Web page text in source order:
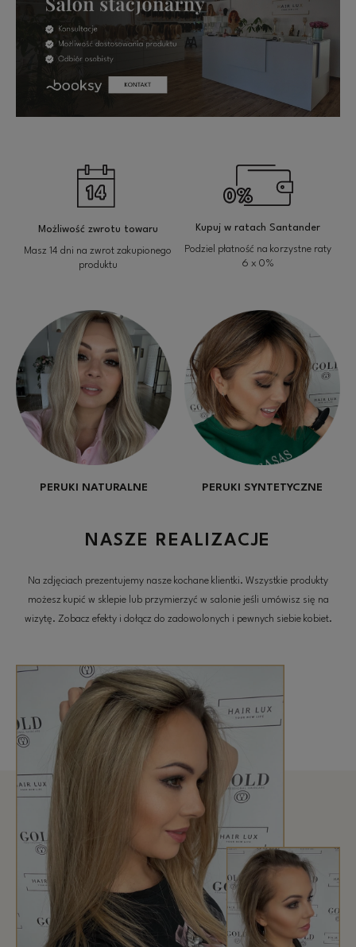
Możliwość zwrotu towaru
Masz 14 dni na zwrot zakupionego
produktu
Kupuj w ratach Santander
Podziel płatność na korzystne raty
6 x 0%
PERUKI NATURALNE PERUKI SYNTETYCZNE
NASZE REALIZACJE
Na zdjęciach prezentujemy nasze kochane klientki. Wszystkie produkty
możesz kupić w sklepie lub przymierzyć w salonie jeśli umówisz się na
wizytę. Zobacz efekty i dołącz do zadowolonych i pewnych siebie kobiet.